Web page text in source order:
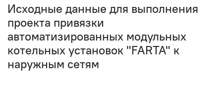
Исходные данные для выполнения
проекта привязки
автоматизированных модульных
котельных установок "FARTA" к
наружным сетям